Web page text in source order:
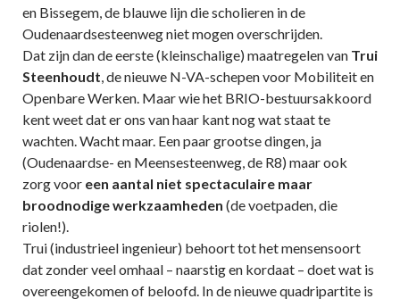
en Bissegem, de blauwe lijn die scholieren in de
Oudenaardsesteenweg niet mogen overschrijden.
Dat zijn dan de eerste (kleinschalige) maatregelen van Trui
Steenhoudt, de nieuwe N-VA-schepen voor Mobiliteit en
Openbare Werken. Maar wie het BRIO-bestuursakkoord
kent weet dat er ons van haar kant nog wat staat te
wachten. Wacht maar. Een paar grootse dingen, ja
(Oudenaardse- en Meensesteenweg, de R8) maar ook
zorg voor een aantal niet spectaculaire maar
broodnodige werkzaamheden (de voetpaden, die
riolen!).
Trui (industrieel ingenieur) behoort tot het mensensoort
dat zonder veel omhaal – naarstig en kordaat – doet wat is
overeengekomen of beloofd. In de nieuwe quadripartite is